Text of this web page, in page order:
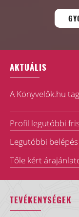
AKTUÁLIS
A Könyvelők.hu
Profil legutóbbi
Legutóbbi belépés
Tőle kért
TEVÉKENYSÉGEK